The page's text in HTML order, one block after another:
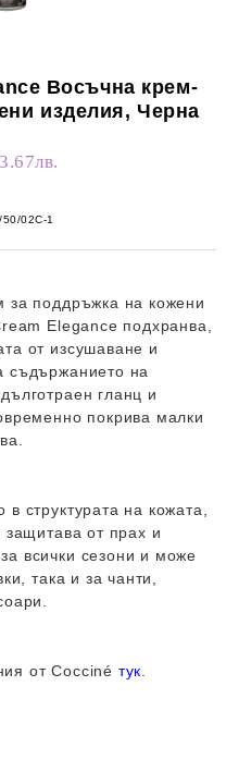
Восъчна крем-
изделия, Черна
02C-1
за поддръжка на кожени
Elegance подхранва,
от изсушаване и
съдържанието на
гланц и
покрива малки
в структурата на кожата,
защитава от прах и
всички сезони и може
така и за чанти,
отCocciné тук